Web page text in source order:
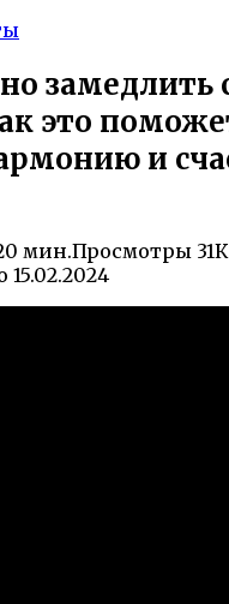
замедлить
это
и
мин.Просмотры 31
15.02.2024